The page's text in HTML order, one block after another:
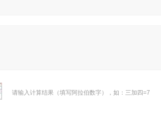
请输入计算结果（填写阿拉伯数字），如：三加四=7